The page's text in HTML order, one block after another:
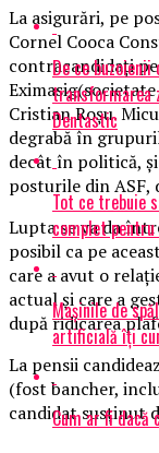
La asigurări, pe
Cornel Cooca
contracandidaţi
Cristian Roşu.
degrabă în
decât în politică,
posturile din ASF,
Lupta se va da
posibil ca pe
care a avut o
actual şi care a
după ridicarea
La pensii
(fost bancher,
candidat susţinut
De ce
transformarea
Dentastic
Tot ce trebuie
complet
Mașinile de
artificială îți
Cum ar fi dacă